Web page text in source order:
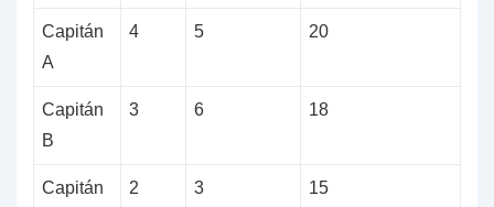
Capitán
A
4 5 20
Capitán
B
3 6 18
Capitán
2 3 15